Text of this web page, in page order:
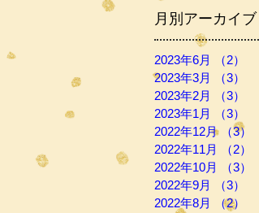
月別アーカイブ
2023年6月 （2）
2023年3月
（3）
2023年2月
（3）
2023年1月
（3）
2022年12月
（3）
2022年11月
（2）
2022年10月
（3）
2022年9月
（3）
2022年8月
（2）